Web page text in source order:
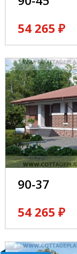
54 265 ₽
90-37
54 265 ₽